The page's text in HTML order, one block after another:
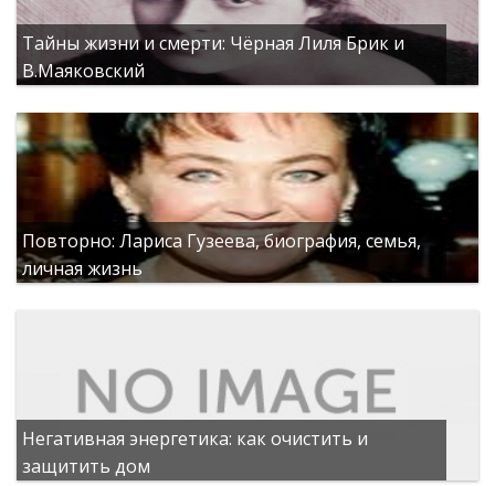
Тайны жизни и смерти: Чёрная Лиля Брик и
В.Маяковский
Повторно: Лариса Гузеева, биография, семья,
личная жизнь
Негативная энергетика: как очистить и
защитить дом